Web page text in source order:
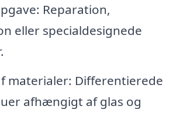
Reparation,
eller specialdesignede
materialer: Differentierede
afhængigt af glas og